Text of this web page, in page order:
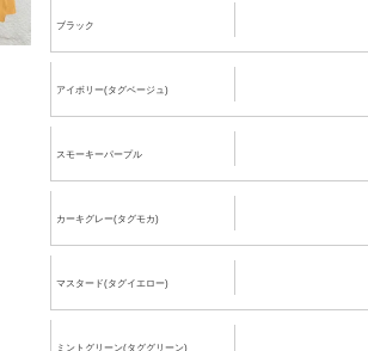
ブラック
アイボリー(タグベージュ)
スモーキーパープル
カーキグレー(タグモカ)
マスタード(タグイエロー)
ミントグリーン(タググリーン)